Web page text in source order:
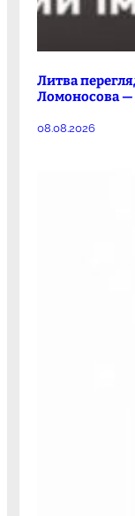
Литва
Ломоносова
08.08.2026